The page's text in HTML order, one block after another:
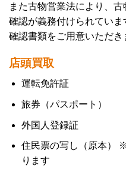
また古物営業法により、
確認が義務付けられてい
確認書類をご用意いただき
店頭買取
運転免許証
旅券（パスポート）
外国人登録証
住民票の写し（原本）
ります